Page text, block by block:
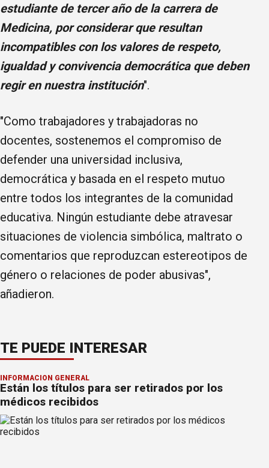
estudiante de tercer año de la carrera de
Medicina, por considerar que resultan
incompatibles con los valores de respeto,
igualdad y convivencia democrática que deben
regir en nuestra institución".
"Como trabajadores y trabajadoras no
docentes, sostenemos el compromiso de
defender una universidad inclusiva,
democrática y basada en el respeto mutuo
entre todos los integrantes de la comunidad
educativa. Ningún estudiante debe atravesar
situaciones de violencia simbólica, maltrato o
comentarios que reproduzcan estereotipos de
género o relaciones de poder abusivas",
añadieron.
TE PUEDE INTERESAR
INFORMACION GENERAL
Están los títulos para ser retirados por los
médicos recibidos